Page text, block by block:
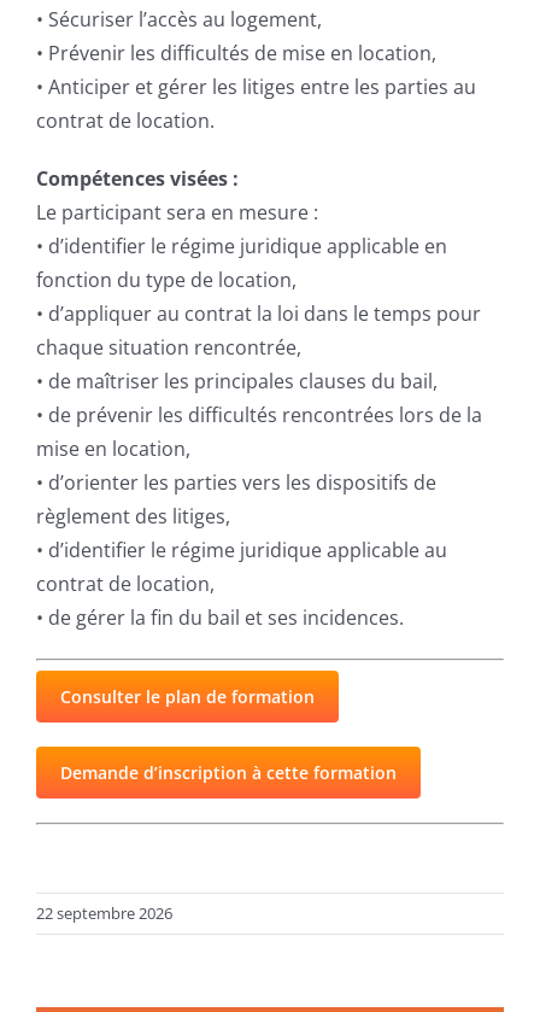
• Sécuriser l’accès au logement,
• Prévenir les difficultés de mise en location,
• Anticiper et gérer les litiges entre les parties au
contrat de location.
Compétences visées :
Le participant sera en mesure :
• d’identifier le régime juridique applicable en
fonction du type de location,
• d’appliquer au contrat la loi dans le temps pour
chaque situation rencontrée,
• de maîtriser les principales clauses du bail,
• de prévenir les difficultés rencontrées lors de la
mise en location,
• d’orienter les parties vers les dispositifs de
règlement des litiges,
• d’identifier le régime juridique applicable au
contrat de location,
• de gérer la fin du bail et ses incidences.
Consulter le plan de formation
Demande d’inscription à cette formation
22 septembre 2026